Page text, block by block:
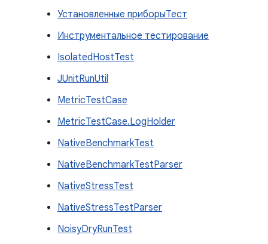
Установленные приборыТест
Инструментальное тестирование
IsolatedHostTest
JUnitRunUtil
MetricTestCase
MetricTestCase.LogHolder
NativeBenchmarkTest
NativeBenchmarkTestParser
NativeStressTest
NativeStressTestParser
NoisyDryRunTest